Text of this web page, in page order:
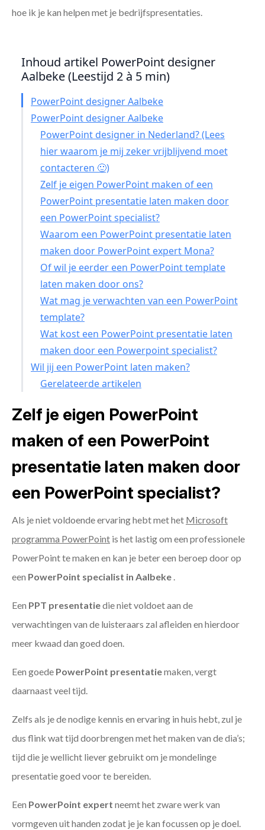
hoe ik je kan helpen met je bedrijfspresentaties.
Inhoud artikel PowerPoint designer
Aalbeke (Leestijd 2 à 5 min)
PowerPoint designer Aalbeke
PowerPoint designer Aalbeke
PowerPoint designer in Nederland? (Lees
hier waarom je mij zeker vrijblijvend moet
contacteren 🙂)
Zelf je eigen PowerPoint maken of een
PowerPoint presentatie laten maken door
een PowerPoint specialist?
Waarom een PowerPoint presentatie laten
maken door PowerPoint expert Mona?
Of wil je eerder een PowerPoint template
laten maken door ons?
Wat mag je verwachten van een PowerPoint
template?
Wat kost een PowerPoint presentatie laten
maken door een Powerpoint specialist?
Wil jij een PowerPoint laten maken?
Gerelateerde artikelen
Zelf je eigen PowerPoint
maken of een PowerPoint
presentatie laten maken door
een PowerPoint specialist?
Als je niet voldoende ervaring hebt met het Microsoft
programma PowerPoint is het lastig om een professionele
PowerPoint te maken en kan je beter een beroep door op
een PowerPoint specialist in Aalbeke .
Een PPT presentatiedie niet voldoet aan de
verwachtingen van de luisteraars zal afleiden en hierdoor
meer kwaad dan goed doen.
Een goede PowerPoint presentatiemaken, vergt
daarnaast veel tijd.
Zelfs als je de nodige kennis en ervaring in huis hebt, zul je
dus flink wat tijd doorbrengen met het maken van de dia’s;
tijd die je wellicht liever gebruikt om je mondelinge
presentatie goed voor te bereiden.
Een PowerPoint expert neemt het zware werk van
vormgeven uit handen zodat je je kan focussen op je doel.